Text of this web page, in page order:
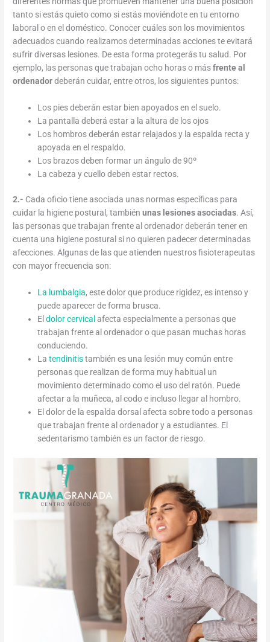
tanto si estás quieto como si estás moviéndote en tu entorno
laboral o en el doméstico. Conocer cuáles son los movimientos
adecuados cuando realizamos determinadas acciones te evitará
sufrir diversas lesiones. De esta forma protegerás tu salud. Por
ejemplo, las personas que trabajan ocho horas o másfrente al
ordenadordeberán cuidar, entre otros, los siguientes puntos:
Los pies deberán estar bien apoyados en el suelo.
La pantalla deberá estar a la altura de los ojos
Los hombros deberán estar relajados y la espalda recta y
apoyada en el respaldo.
Los brazos deben formar un ángulo de 90º
La cabeza y cuello deben estar rectos.
2.- Cada oficio tiene asociada unas normas específicas para
cuidar la higiene postural, tambiénunas lesiones asociadas. Así,
las personas que trabajan frente al ordenador deberán tener en
cuenta una higiene postural si no quieren padecer determinadas
afecciones. Algunas de las que atienden nuestros fisioterapeutas
con mayor frecuencia son:
La lumbalgia, este dolor que produce rigidez, es intenso y
puede aparecer de forma brusca.
Eldolor cervical afecta especialmente a personas que
trabajan frente al ordenador o que pasan muchas horas
conduciendo.
Latendinitistambién es una lesión muy común entre
personas que realizan de forma muy habitual un
movimiento determinado como el uso del ratón. Puede
afectar a la muñeca, al codo e incluso llegar al hombro.
El dolor de la espalda dorsal afecta sobre todo a personas
que trabajan frente al ordenador y a estudiantes. El
sedentarismo también es un factor de riesgo.